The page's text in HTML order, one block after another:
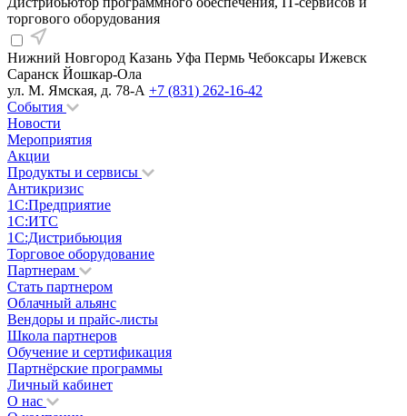
торгового оборудования
Нижний Новгород Казань Уфа Пермь Чебоксары Ижевск
Саранск Йошкар-Ола
ул. М. Ямская, д. 78-А +7 (831) 262-16-42
События
Новости
Мероприятия
Акции
Продукты и сервисы
Антикризис
1С:Предприятие
1С:ИТС
1С:Дистрибьюция
Торговое оборудование
Партнерам
Стать партнером
Облачный альянс
Вендоры и прайс-листы
Школа партнеров
Обучение и сертификация
Партнёрские программы
Личный кабинет
О нас